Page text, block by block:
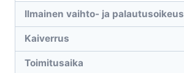
Ilmainen vaihto- ja palautusoikeus
Kaiverrus
Toimitusaika